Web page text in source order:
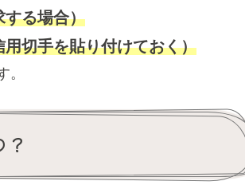
する場合）
切手を貼り付けておく）